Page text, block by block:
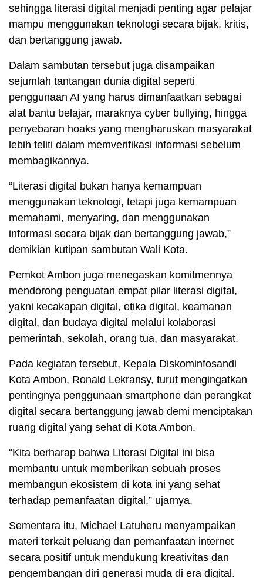
sehingga literasi digital menjadi penting agar pelajar
mampu menggunakan teknologi secara bijak, kritis,
dan bertanggung jawab.
Dalam sambutan tersebut juga disampaikan
sejumlah tantangan dunia digital seperti
penggunaan AI yang harus dimanfaatkan sebagai
alat bantu belajar, maraknya cyber bullying, hingga
penyebaran hoaks yang mengharuskan masyarakat
lebih teliti dalam memverifikasi informasi sebelum
membagikannya.
“Literasi digital bukan hanya kemampuan
menggunakan teknologi, tetapi juga kemampuan
memahami, menyaring, dan menggunakan
informasi secara bijak dan bertanggung jawab,”
demikian kutipan sambutan Wali Kota.
Pemkot Ambon juga menegaskan komitmennya
mendorong penguatan empat pilar literasi digital,
yakni kecakapan digital, etika digital, keamanan
digital, dan budaya digital melalui kolaborasi
pemerintah, sekolah, orang tua, dan masyarakat.
Pada kegiatan tersebut, Kepala Diskominfosandi
Kota Ambon, Ronald Lekransy, turut mengingatkan
pentingnya penggunaan smartphone dan perangkat
digital secara bertanggung jawab demi menciptakan
ruang digital yang sehat di Kota Ambon.
“Kita berharap bahwa Literasi Digital ini bisa
membantu untuk memberikan sebuah proses
membangun ekosistem di kota ini yang sehat
terhadap pemanfaatan digital,” ujarnya.
Sementara itu, Michael Latuheru menyampaikan
materi terkait peluang dan pemanfaatan internet
secara positif untuk mendukung kreativitas dan
pengembangan diri generasi muda di era digital.